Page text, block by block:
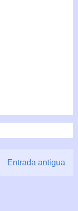
Entrada antigua